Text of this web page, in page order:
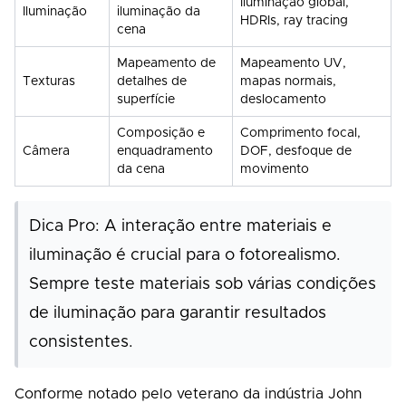
Iluminação
iluminação da
cena
Iluminação global,
HDRIs, ray tracing
Texturas
Mapeamento de
detalhes de
superfície
Mapeamento UV,
mapas normais,
deslocamento
Câmera
Composição e
enquadramento
da cena
Comprimento focal,
DOF, desfoque de
movimento
Dica Pro: A interação entre materiais e
iluminação é crucial para o fotorealismo.
Sempre teste materiais sob várias condições
de iluminação para garantir resultados
consistentes.
Conforme notado pelo veterano da indústria John